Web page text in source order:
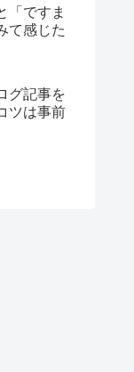
「ですま
て感じた
グ記事を
ツは事前